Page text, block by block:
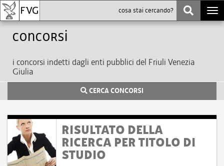
Concorsi
i concorsi indetti dagli enti pubblici del Friuli Venezia
Giulia
CERCA CONCORSI
RISULTATO DELLA
RICERCA PER TITOLO DI
STUDIO